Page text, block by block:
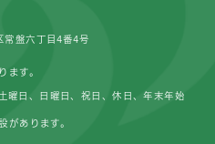
常盤六丁目4番4号
ます。
曜日、日曜日、祝日、休日、年末年始
があります。